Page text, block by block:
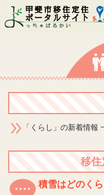
「くらし」の新着情報
移住
積雪はどのく